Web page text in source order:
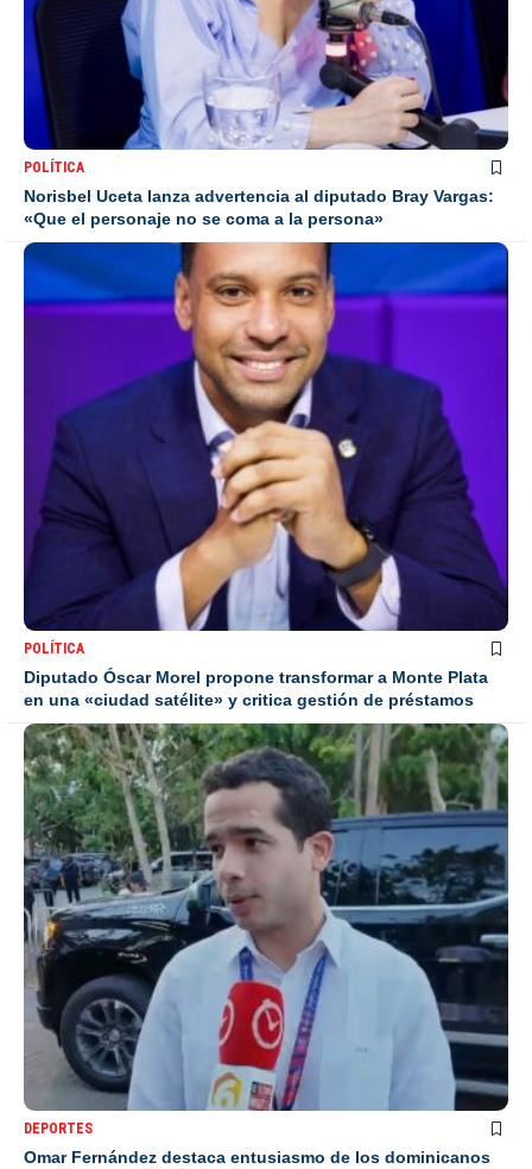
POLÍTICA
Norisbel Uceta lanza advertencia al diputado Bray Vargas:
«Que el personaje no se coma a la persona»
POLÍTICA
Diputado Óscar Morel propone transformar a Monte Plata
en una «ciudad satélite» y critica gestión de préstamos
DEPORTES
Omar Fernández destaca entusiasmo de los dominicanos